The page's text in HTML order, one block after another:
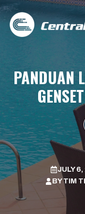
Skip
to
content
PANDUAN
JULY 6,
BYTIM